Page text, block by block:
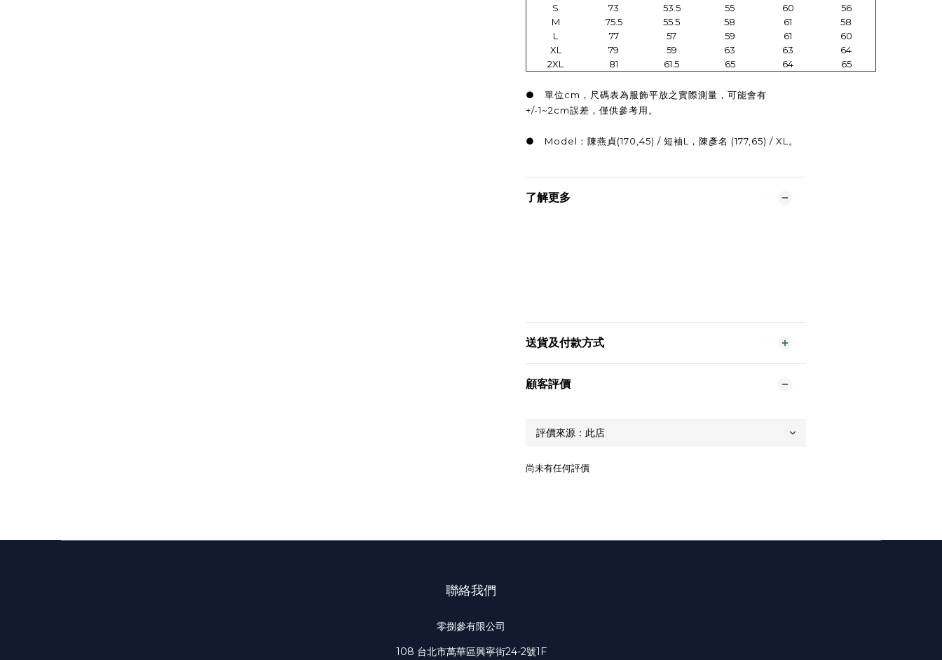
S
73 53.5 55 60
56
M
75.5 55.5 58 61
58
L
77 57 59 61
60
XL
79 59 63 63
64
2XL
81 61.5 65 64 65
● 單位cm，尺碼表為服飾平放之實際測量，可能會有
+/-1~2cm誤差，僅供參考用。
● Model：陳燕貞(170,45) / 短袖L，陳彥名 (177,65) / XL。
了解更多
送貨及付款方式
顧客評價
尚未有任何評價
聯絡我們
零捌參有限公司
108 台北市萬華區興寧街24-2號1F